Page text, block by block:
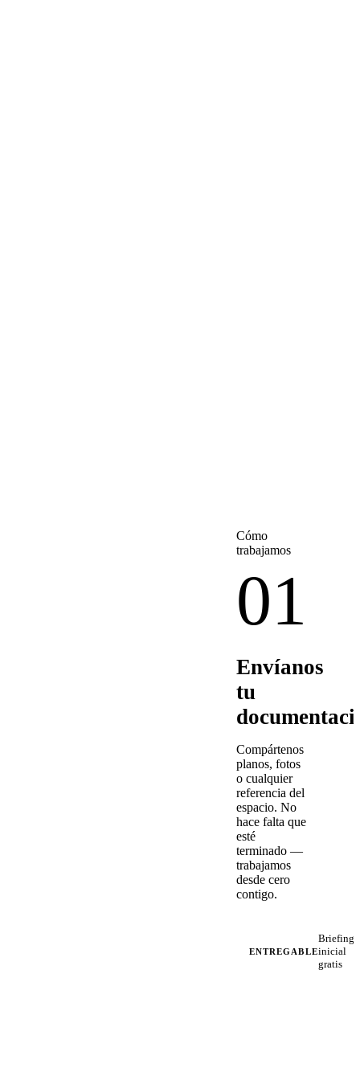
Cómo
trabajamos
01
Envíanos
tu
Compártenos
planos, fotos
o cualquier
referencia del
espacio. No
hace falta que
esté
terminado —
trabajamos
desde cero
contigo.
ENTREGABLE
Briefing
inicial
gratis